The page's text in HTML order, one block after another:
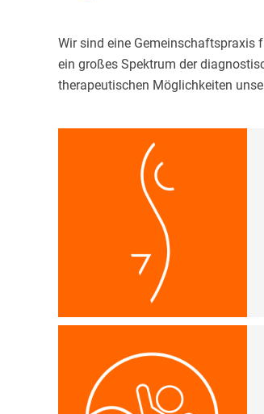
Wir sind eine Gemein­schafts­praxis
ein großes Spektrum der
thera­peu­tischen Möglichkeiten